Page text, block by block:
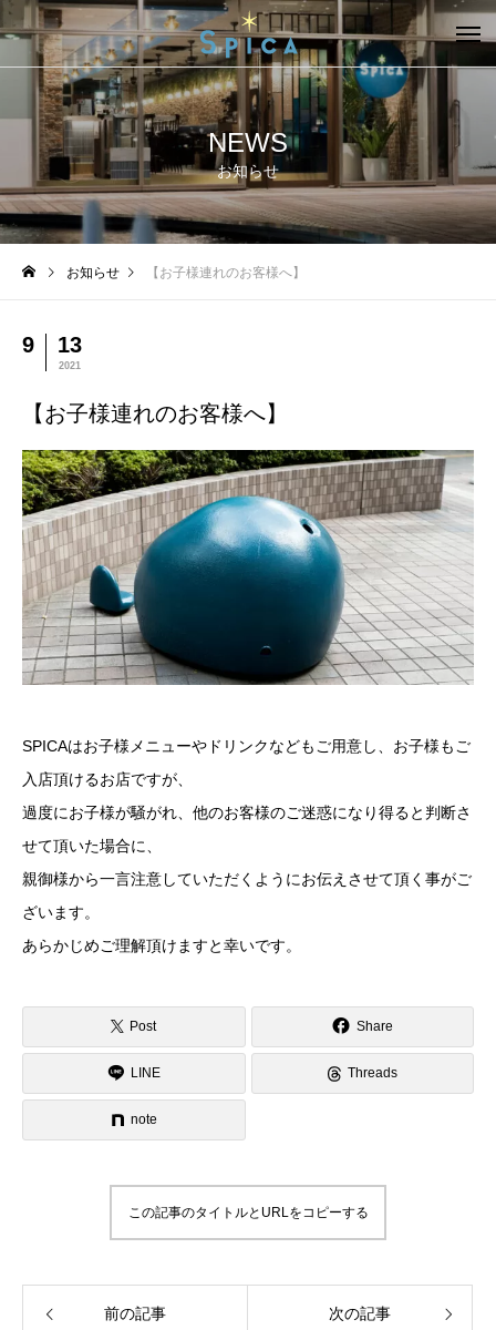
NEWS
お知らせ
お知らせ 【お子様連れのお客様へ】
9 13
2021
【お子様連れのお客様へ】
SPICAはお子様メニューやドリンクなどもご用意し、お子様もご
入店頂けるお店ですが、
過度にお子様が騒がれ、他のお客様のご迷惑になり得ると判断さ
せて頂いた場合に、
親御様から一言注意していただくようにお伝えさせて頂く事がご
ざいます。
あらかじめご理解頂けますと幸いです。
Post Share
LINE Threads
note
この記事のタイトルとURLをコピーする
前の記事 次の記事